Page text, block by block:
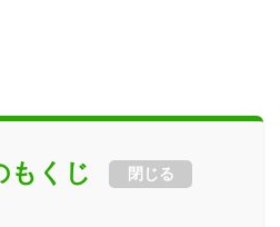
もくじ 閉じる